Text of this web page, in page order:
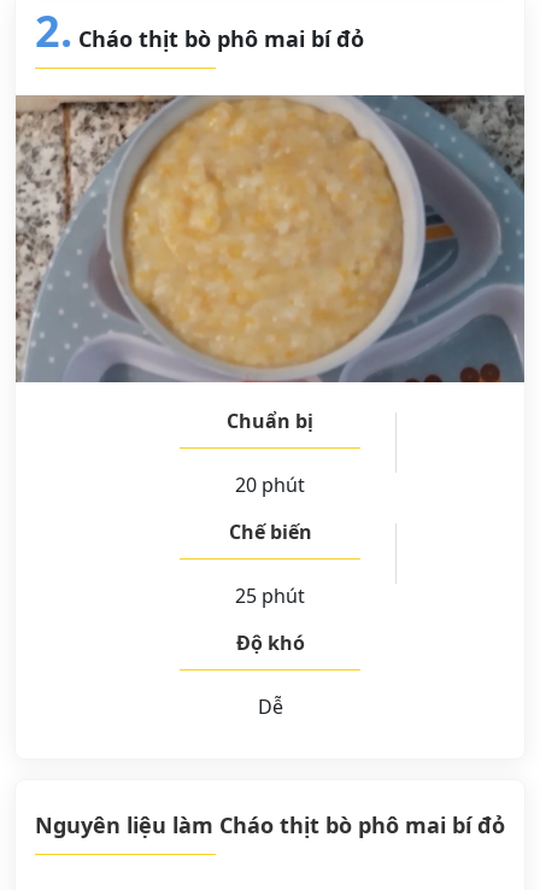
2. Cháo thịt bò phô mai bí đỏ
Chuẩn bị
20 phút
Chế biến
25 phút
Độ khó
Dễ
Nguyên liệu làm Cháo thịt bò phô mai bí đỏ